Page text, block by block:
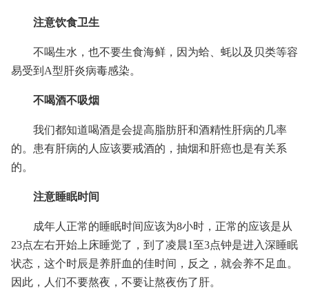
注意饮食卫生
不喝生水，也不要生食海鲜，因为蛤、蚝以及贝类等容
易受到A型肝炎病毒感染。
不喝酒不吸烟
我们都知道喝酒是会提高脂肪肝和酒精性肝病的几率
的。患有肝病的人应该要戒酒的，抽烟和肝癌也是有关系
的。
注意睡眠时间
成年人正常的睡眠时间应该为8小时，正常的应该是从
23点左右开始上床睡觉了，到了凌晨1至3点钟是进入深睡眠
状态，这个时辰是养肝血的佳时间，反之，就会养不足血。
因此，人们不要熬夜，不要让熬夜伤了肝。